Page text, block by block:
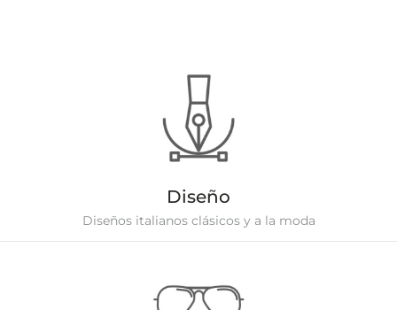
Diseño
Diseños italianos clásicos y a la moda